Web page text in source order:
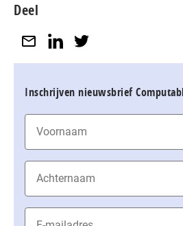
Deel
Inschrijven nieuwsbrief